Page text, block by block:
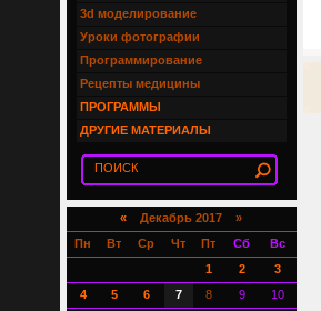
3d моделирование
Уроки фотографии
Программирование
Рецепты медицины
ПРОГРАММЫ
ДРУГИЕ МАТЕРИАЛЫ
« Декабрь 2017 »
Пн
Вт Ср Чт Пт Сб
Вс
1
2
3
4
5 6 7 8 9
10